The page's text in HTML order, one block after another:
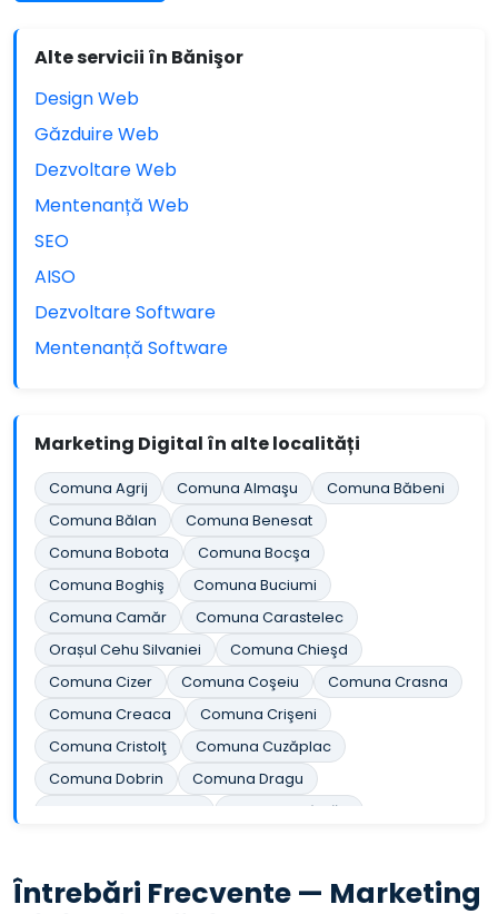
Alte servicii în Bănişor
Design Web
Găzduire Web
Dezvoltare Web
Mentenanță Web
SEO
AISO
Dezvoltare Software
Mentenanță Software
Marketing Digital în alte localități
Comuna Agrij Comuna Almaşu
Comuna Băbeni
Comuna Bălan
Comuna Benesat
Comuna Bobota
Comuna Bocşa
Comuna Boghiş
Comuna Buciumi
Comuna Camăr
Comuna Carastelec
Orașul Cehu Silvaniei
Comuna Chieşd
Comuna Cizer
Comuna Coşeiu
Comuna Crasna
Comuna Creaca
Comuna Crişeni
Comuna Cristolţ
Comuna Cuzăplac
Comuna Dobrin
Comuna Dragu
Comuna Gâlgău
Comuna Horoatu Crasnei
Comuna Ileanda
Întrebări Frecvente — Marketing